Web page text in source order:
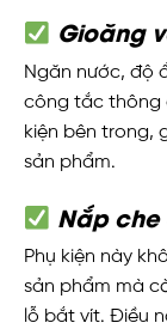
Gioăng
Ngăn nước, độ
công tắc thông
kiện bên trong,
sản phẩm.
Nắp
Phụ kiện này
sản phẩm mà
lỗ bắt vít. Điều